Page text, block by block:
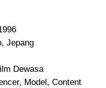
Jepang
Dewasa
Model, Content